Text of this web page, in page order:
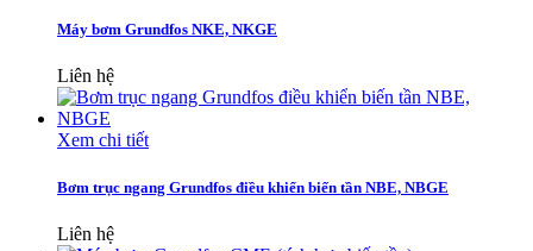
Máy bơm Grundfos NKE, NKGE
Liên hệ
Xem chi tiết
Bơm trục ngang Grundfos điều khiển biến tần NBE, NBGE
Liên hệ